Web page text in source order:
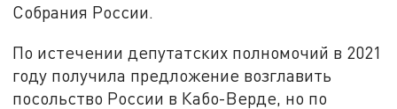
Собрания России.
По истечении депутатских полномочий в 2021
году получила предложение возглавить
посольство России в Кабо-Верде, но по